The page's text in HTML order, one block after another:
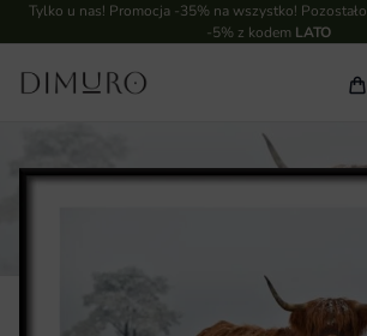
Tylko u nas! Promocja -35% na wszystko! Pozostało
-5% z kodem LATO